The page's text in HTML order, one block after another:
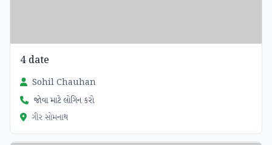
4 date
Sohil Chauhan
જોવા માટે લોગિન કરો
ગીર સોમનાથ